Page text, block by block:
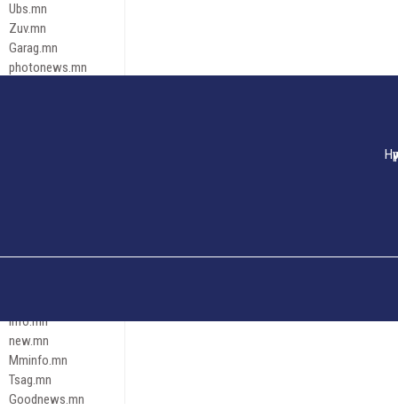
Ubs.mn
Zuv.mn
Garag.mn
photonews.mn
Эрх зүй
info.mn
new.mn
Mminfo.mn
Tsag.mn
Goodnews.mn